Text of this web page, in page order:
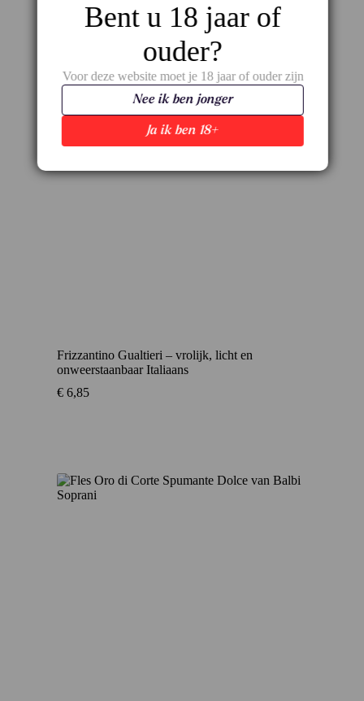
6,35
Frizzantino Gualtieri – vrolijk, licht en
onweerstaanbaar Italiaans
€ 6,85
Bent u 18 jaar of
ouder?
Voor deze website moet je 18 jaar of ouder zijn
Ja ik ben 18+
Nee ik ben jonger